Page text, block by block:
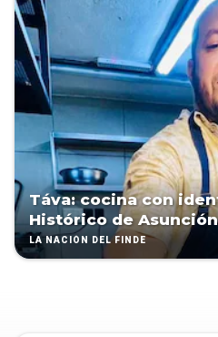
Táva: cocina con
Histórico de Asunción
LA NACIÓN DEL FINDE